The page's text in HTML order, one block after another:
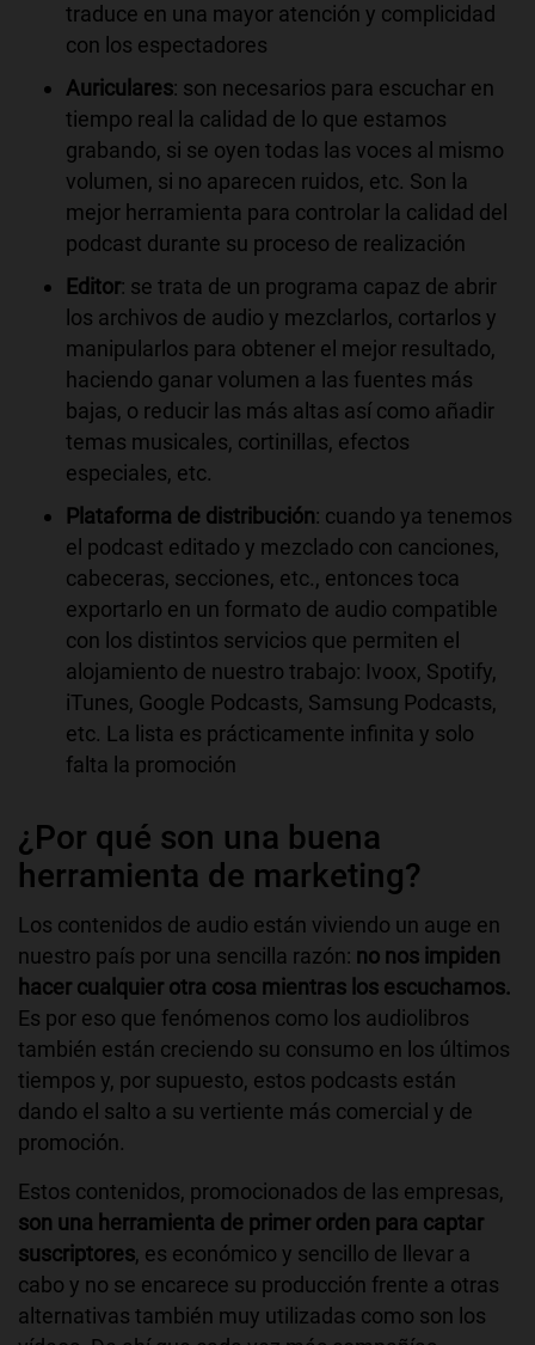
traduce en una mayor atención y complicidad
con los espectadores
Auriculares: son necesarios para escuchar en
tiempo real la calidad de lo que estamos
grabando, si se oyen todas las voces al mismo
volumen, si no aparecen ruidos, etc. Son la
mejor herramienta para controlar la calidad del
podcast durante su proceso de realización
Editor: se trata de un programa capaz de abrir
los archivos de audio y mezclarlos, cortarlos y
manipularlos para obtener el mejor resultado,
haciendo ganar volumen a las fuentes más
bajas, o reducir las más altas así como añadir
temas musicales, cortinillas, efectos
especiales, etc.
Plataforma de distribución: cuando ya tenemos
el podcast editado y mezclado con canciones,
cabeceras, secciones, etc., entonces toca
exportarlo en un formato de audio compatible
con los distintos servicios que permiten el
alojamiento de nuestro trabajo: Ivoox, Spotify,
iTunes, Google Podcasts, Samsung Podcasts,
etc. La lista es prácticamente infinita y solo
falta la promoción
¿Por qué son una buena
herramienta de marketing?
Los contenidos de audio están viviendo un auge en
nuestro país por una sencilla razón: no nos impiden
hacer cualquier otra cosa mientras los escuchamos.
Es por eso que fenómenos como los audiolibros
también están creciendo su consumo en los últimos
tiempos y, por supuesto, estos podcasts están
dando el salto a su vertiente más comercial y de
promoción.
Estos contenidos, promocionados de las empresas,
son una herramienta de primer orden para captar
suscriptores, es económico y sencillo de llevar a
cabo y no se encarece su producción frente a otras
alternativas también muy utilizadas como son los